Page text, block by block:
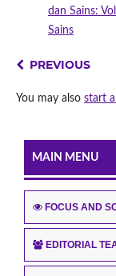
dan Sains:
Sains
PREVIOUS
You may also start
MAIN MENU
FOCUS AND
EDITORIAL